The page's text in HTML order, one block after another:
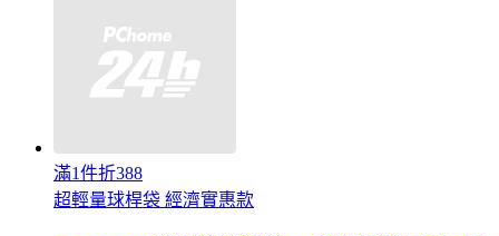
滿1件折388
超輕量球桿袋 經濟實惠款